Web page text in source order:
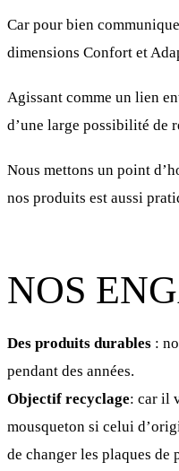
Car pour bien
dimensions Confort et
Agissant comme un lien
d’une large possibilité de
Nous mettons un point
nos produits est aussi
NOS
Des produits durables :
pendant des années.
Objectif recyclage: car il
mousqueton si celui
de changer les plaques